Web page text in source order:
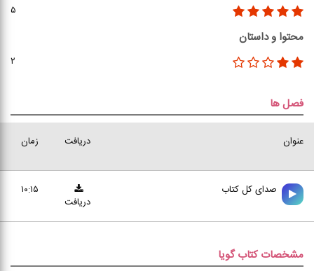
۵
محتوا و داستان
۲
فصل ها
عنوان زمان دریافت
صدای کل کتاب
۱۰:۱۵
دریافت
مشخصات کتاب گویا